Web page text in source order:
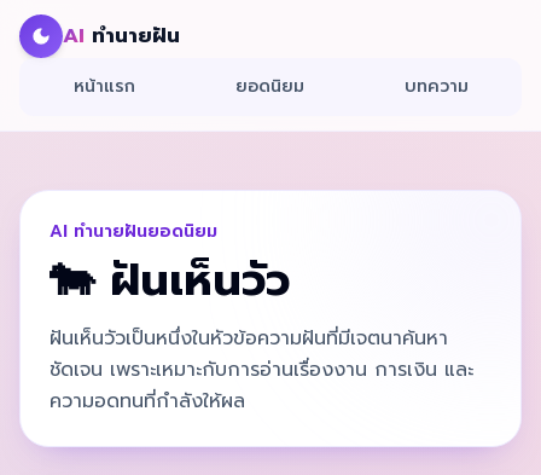
AI ทำนายฝัน
หน้าแรก ยอดนิยม บทความ
AI ทำนายฝันยอดนิยม
🐄 ฝันเห็นวัว
ฝันเห็นวัวเป็นหนึ่งในหัวข้อความฝันที่มีเจตนาค้นหา
ชัดเจน เพราะเหมาะกับการอ่านเรื่องงาน การเงิน และ
ความอดทนที่กำลังให้ผล